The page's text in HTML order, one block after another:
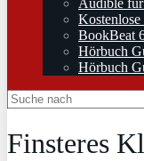
Audible
BookBeat
Hörbuch
Hörbuch
Finsteres